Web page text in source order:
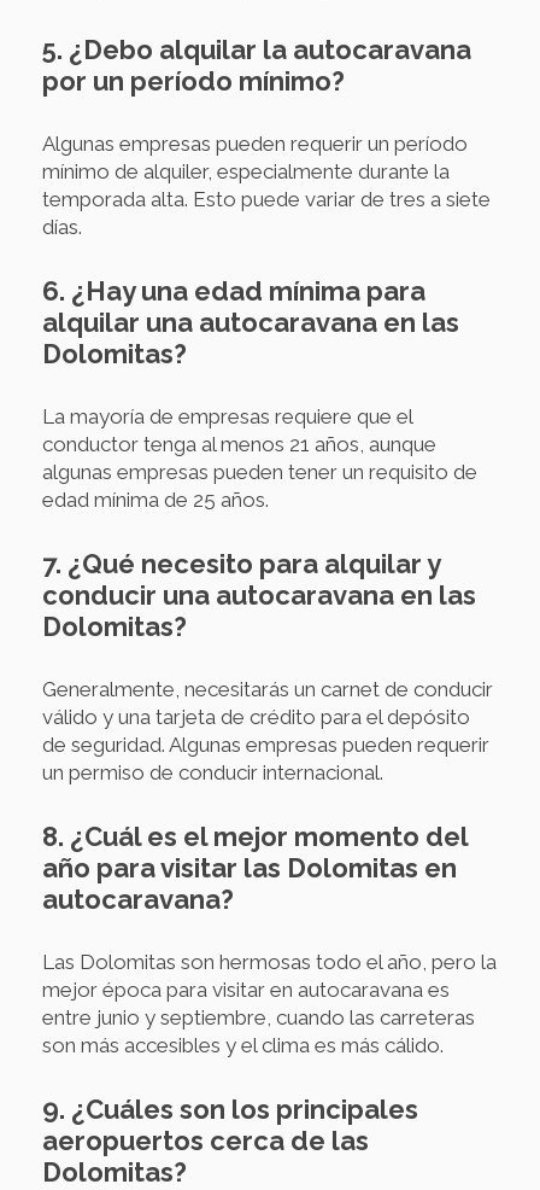
5. ¿Debo alquilar la autocaravana
por un período mínimo?
Algunas empresas pueden requerir un período
mínimo de alquiler, especialmente durante la
temporada alta. Esto puede variar de tres a siete
días.
6. ¿Hay una edad mínima para
alquilar una autocaravana en las
Dolomitas?
La mayoría de empresas requiere que el
conductor tenga al menos 21 años, aunque
algunas empresas pueden tener un requisito de
edad mínima de 25 años.
7. ¿Qué necesito para alquilar y
conducir una autocaravana en las
Dolomitas?
Generalmente, necesitarás un carnet de conducir
válido y una tarjeta de crédito para el depósito
de seguridad. Algunas empresas pueden requerir
un permiso de conducir internacional.
8. ¿Cuál es el mejor momento del
año para visitar las Dolomitas en
autocaravana?
Las Dolomitas son hermosas todo el año, pero la
mejor época para visitar en autocaravana es
entre junio y septiembre, cuando las carreteras
son más accesibles y el clima es más cálido.
9. ¿Cuáles son los principales
aeropuertos cerca de las
Dolomitas?